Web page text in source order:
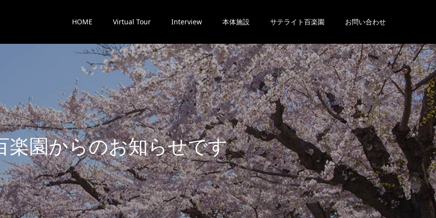
HOME Virtual Tour Interview 本体施設 サテライト百楽園 お問い合わせ
楽園からのお知らせです。